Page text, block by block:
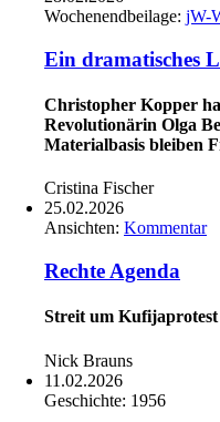
Wochenendbeilage: jW-
Ein dramatisches
Christopher Kopper
Revolutionärin Olga
Materialbasis bleiben
Cristina Fischer
25.02.2026
Ansichten: Kommentar
Rechte Agenda
Streit um
Nick Brauns
11.02.2026
Geschichte: 1956